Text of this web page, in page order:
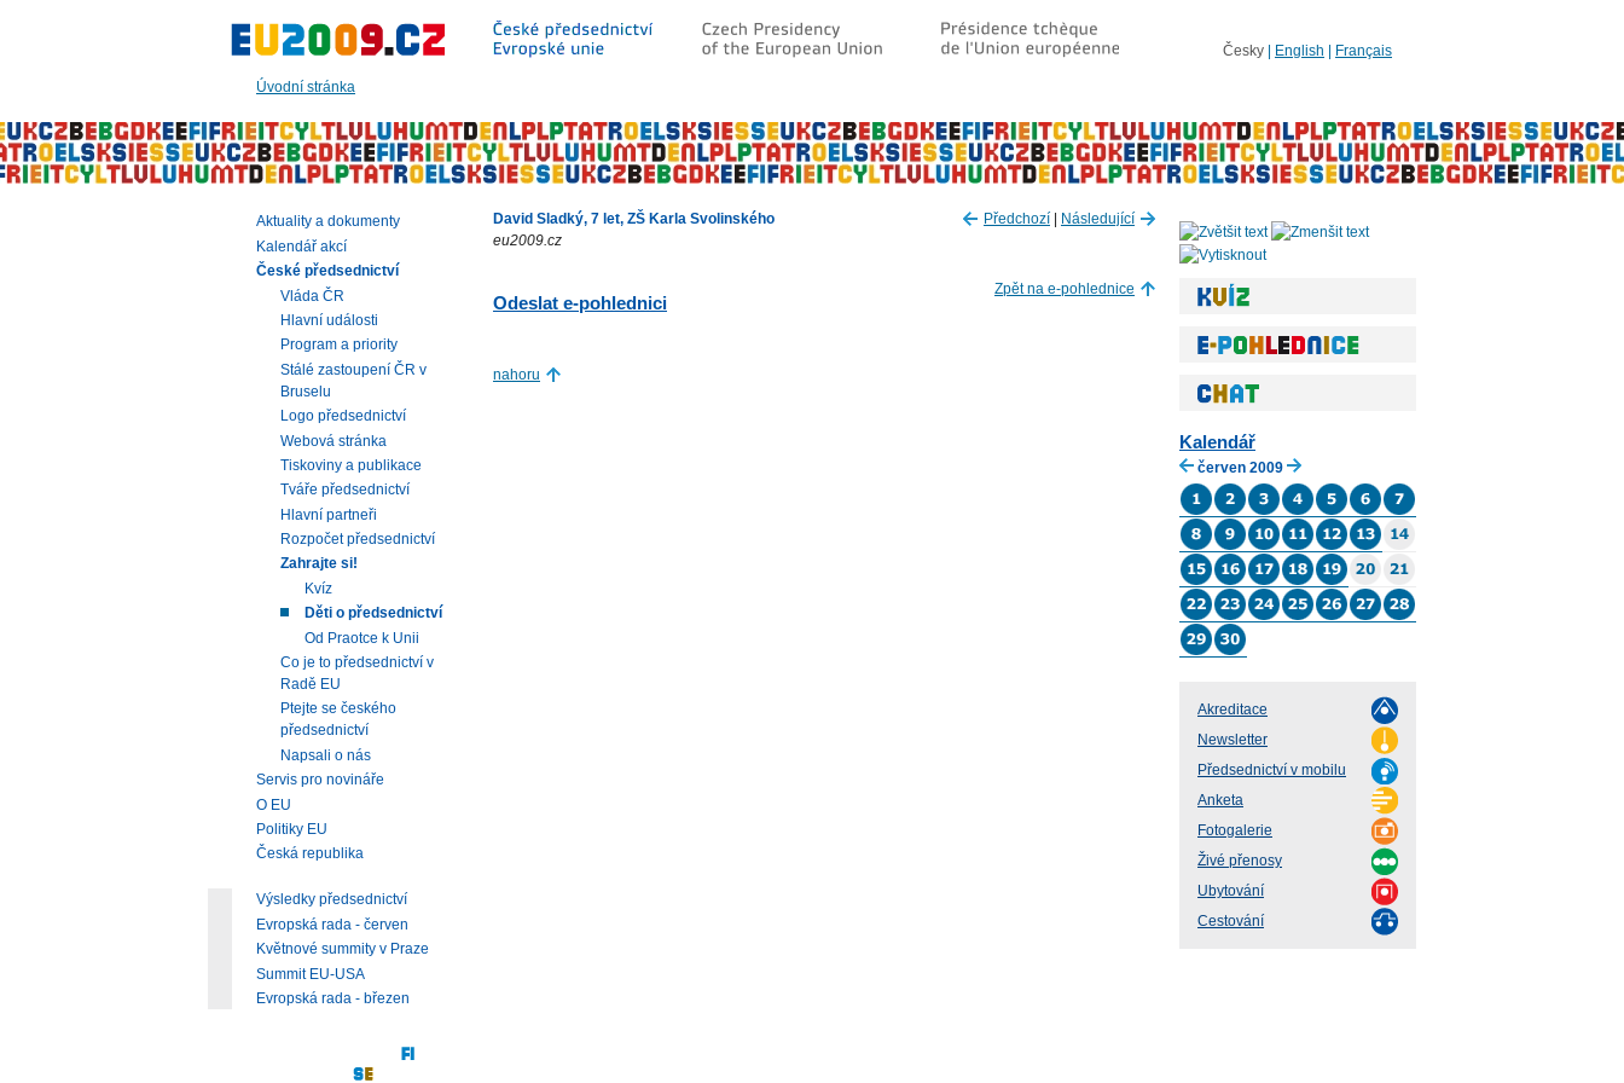
Česky English Français
Úvodní stránka
hlavní
|
navigaci
|
vyhledávání
David Sladký, 7 let, ZŠ Karla Svolinského
eu2009.cz
Předchozí Následující
Zpět na e-pohlednice
Odeslat e-pohlednici
nahoru
Kalendář
červen 2009
Akreditace
Newsletter
Předsednictví v mobilu
Anketa
Fotogalerie
Živé přenosy
Ubytování
Cestování
Aktuality a dokumenty
Kalendář akcí
České předsednictví
Vláda ČR
Hlavní události
Program a priority
Stálé zastoupení ČR v
Bruselu
Logo předsednictví
Webová stránka
Tiskoviny a publikace
Tváře předsednictví
Hlavní partneři
Rozpočet předsednictví
Zahrajte si!
Kvíz
Děti o předsednictví
Od Praotce k Unii
Co je to předsednictví v
Radě EU
Ptejte se českého
předsednictví
Napsali o nás
Servis pro novináře
O EU
Politiky EU
Česká republika
Výsledky předsednictví
Evropská rada - červen
Květnové summity v Praze
Summit EU-USA
Evropská rada - březen